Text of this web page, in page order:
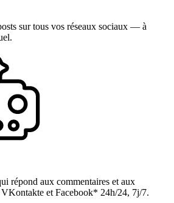
sur tous vos réseaux sociaux — à
répond aux commentaires et aux
VKontakte et Facebook* 24h/24, 7j/7.